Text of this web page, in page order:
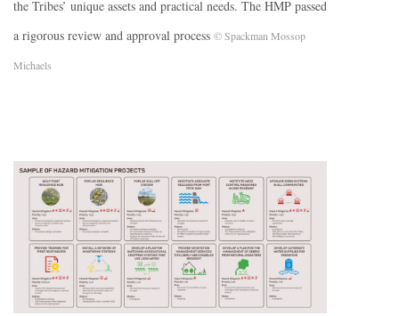
the Tribes’ unique assets and practical needs. The HMP passed
a rigorous review and approval process © Spackman Mossop
Michaels